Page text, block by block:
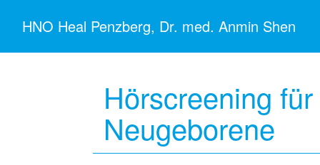
HNO Heal Penzberg, Dr. med. Anmin Shen
Hörscreening für
Neugeborene